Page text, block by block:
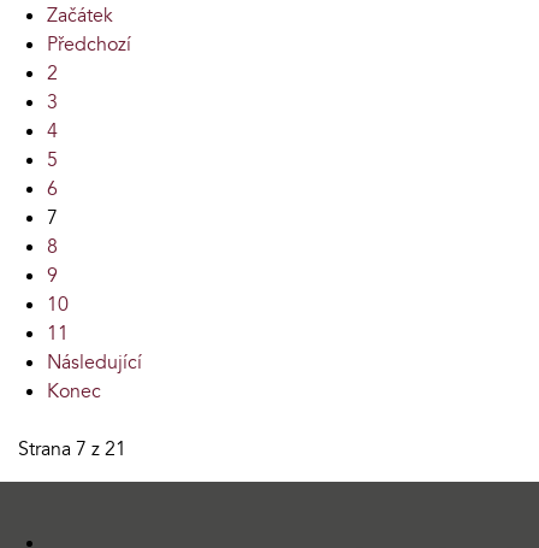
Začátek
Předchozí
2
3
4
5
6
7
8
9
10
11
Následující
Konec
Strana 7 z 21